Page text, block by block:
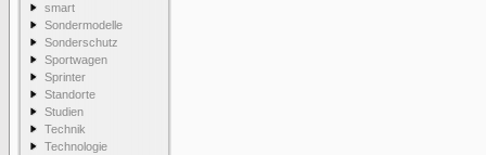
smart
Sondermodelle
Sonderschutz
Sportwagen
Sprinter
Standorte
Studien
Technik
Technologie